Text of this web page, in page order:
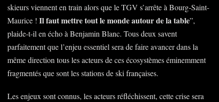
skieurs viennent en train alors que le TGV s’arrête à Bourg-Saint-
Maurice ! Il faut mettre tout le monde autour de la table”,
plaide-t-il en écho à Benjamin Blanc. Tous deux savent
parfaitement que l’enjeu essentiel sera de faire avancer dans la
même direction tous les acteurs de ces écosystèmes éminemment
fragmentés que sont les stations de ski françaises.
Les enjeux sont connus, les acteurs réfléchissent, cette crise sera